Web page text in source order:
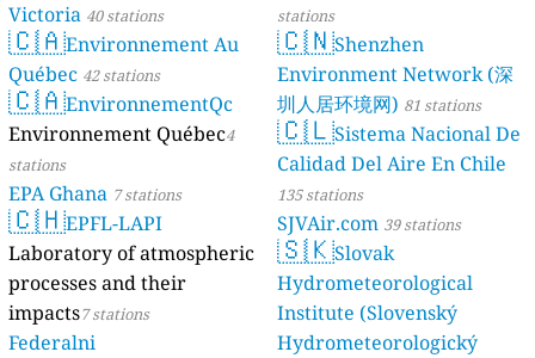
Victoria 40 stations
🇨🇦Environnement Au
Québec 42 stations
🇨🇦EnvironnementQc
Environnement Québec4
stations
EPA Ghana 7 stations
🇨🇭EPFL-LAPI
Laboratory of atmospheric
processes and their
impacts7 stations
Federalni
stations
🇨🇳Shenzhen
Environment Network (深
圳人居环境网) 81 stations
🇨🇱Sistema Nacional De
Calidad Del Aire En Chile
135 stations
SJVAir.com 39 stations
🇸🇰Slovak
Hydrometeorological
Institute (Slovenský
Hydrometeorologický